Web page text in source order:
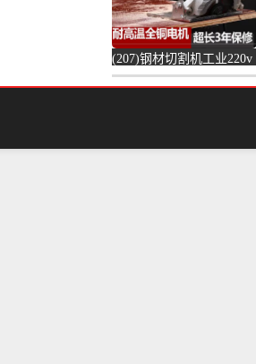
(207)钢材切割机工业220v
水泥混凝土金属混泥土水